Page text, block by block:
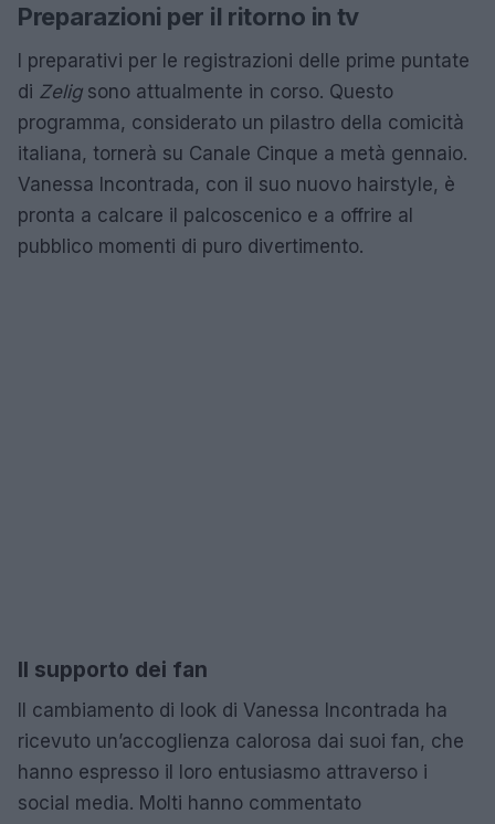
Preparazioni per il ritorno in tv
I preparativi per le registrazioni delle prime puntate
di Zeligsono attualmente in corso. Questo
programma, considerato un pilastro della comicità
italiana, tornerà su Canale Cinque a metà gennaio.
Vanessa Incontrada, con il suo nuovo hairstyle, è
pronta a calcare il palcoscenico e a offrire al
pubblico momenti di puro divertimento.
Il supporto dei fan
Il cambiamento di look di Vanessa Incontrada ha
ricevuto un’accoglienza calorosa dai suoi fan, che
hanno espresso il loro entusiasmo attraverso i
social media. Molti hanno commentato